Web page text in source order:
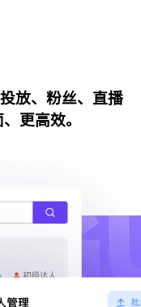
放、粉丝、直播
更高效。